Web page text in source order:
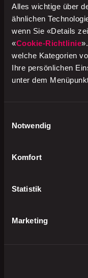
Alles wichtige über
ähnlichen
wenn Sie «Details
«Cookie-Richtlinie
welche Kategorien
Ihre persönlichen
unter dem
Notwendig
Komfort
Statistik
Marketing
Erhältlich bei avec
In ausgewählten
Solange Vorrat.
Chiefs
Kägi
Erhältlich